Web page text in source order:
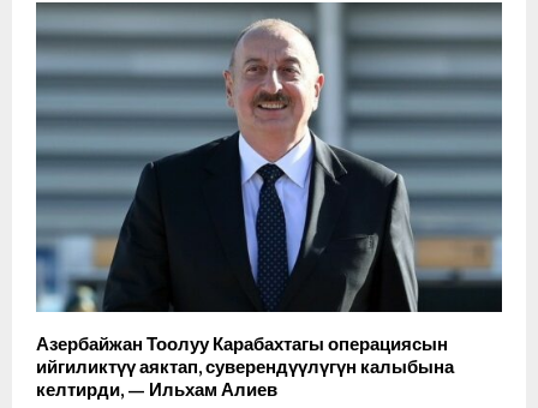
Азербайжан Тоолуу Карабахтагы операциясын
ийгиликтүү аяктап, суверендүүлүгүн калыбына
келтирди, — Ильхам Алиев